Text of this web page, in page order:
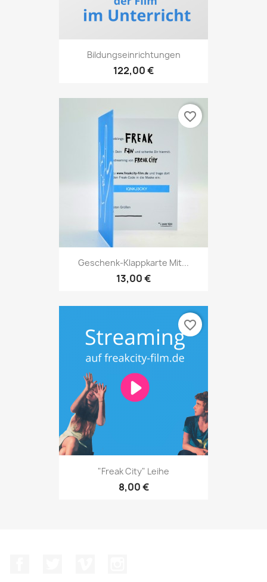
Bildungseinrichtungen
122,00 €
Geschenk-Klappkarte Mit...
13,00 €
favorite_border
"Freak City" Leihe
8,00 €
favorite_border